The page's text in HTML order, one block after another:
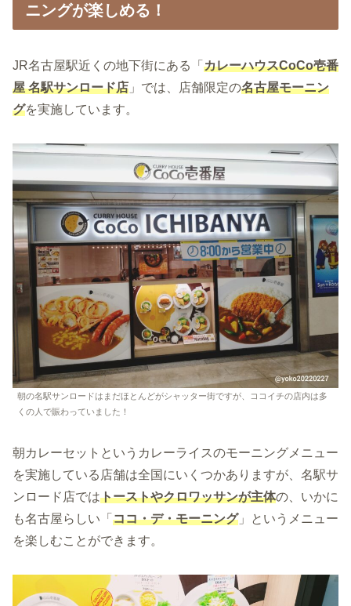
ニングが楽しめる！
JR名古屋駅近くの地下街にある「 カレーハウスCoCo壱番
屋 名駅サンロード店 」では、店舗限定の名古屋モーニン
グを実施しています。
朝の名駅サンロードはまだほとんどがシャッター街ですが、ココイチの店内は多
くの人で賑わっていました！
朝カレーセットというカレーライスのモーニングメニュー
を実施している店舗は全国にいくつかありますが、名駅サ
ンロード店ではトーストやクロワッサンが主体の、いかに
も名古屋らしい「 ココ・デ・モーニング」というメニュー
を楽しむことができます。